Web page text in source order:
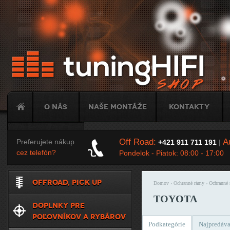
O nás Naše montáže Kontakty
Tuning
Preferujete nákup
cez telefón?
Off Road: +421 911 711 191|
Pondelok - Piatok: 08:00 - 17:00
Domov› Ochranné rámy› Ochranné
TOYOTA
Podkategórie
OFFROAD, PICK UP
DOPLNKY PRE
POĽOVNÍKOV A RYBÁROV